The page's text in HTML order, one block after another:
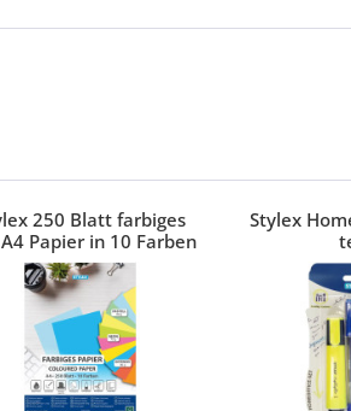
250 Blatt farbiges
Papier in 10 Farben
Stylex